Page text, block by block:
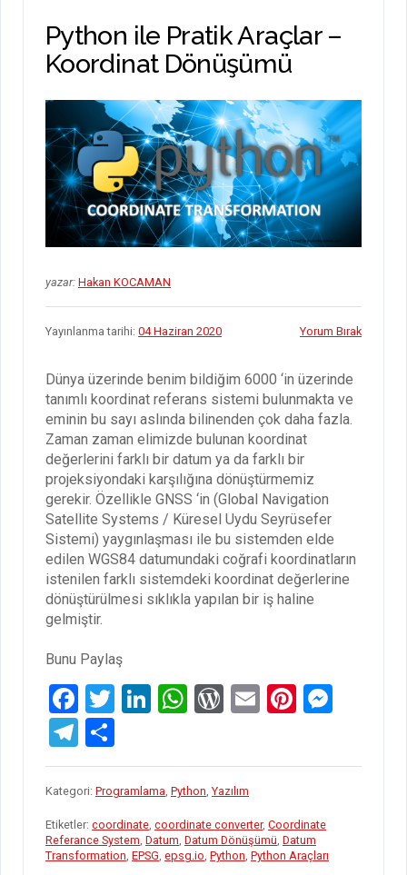
Python ile Pratik Araçlar –
Koordinat Dönüşümü
yazar: Hakan KOCAMAN
Yayınlanma tarihi: 04 Haziran 2020 Yorum Bırak
Dünya üzerinde benim bildiğim 6000 ‘in üzerinde
tanımlı koordinat referans sistemi bulunmakta ve
eminin bu sayı aslında bilinenden çok daha fazla.
Zaman zaman elimizde bulunan koordinat
değerlerini farklı bir datum ya da farklı bir
projeksiyondaki karşılığına dönüştürmemiz
gerekir. Özellikle GNSS ‘in (Global Navigation
Satellite Systems / Küresel Uydu Seyrüsefer
Sistemi) yaygınlaşması ile bu sistemden elde
edilen WGS84 datumundaki coğrafi koordinatların
istenilen farklı sistemdeki koordinat değerlerine
dönüştürülmesi sıklıkla yapılan bir iş haline
gelmiştir.
Bunu Paylaş
F
a
ce
b
o
o
T
tt
er
Li
ke
dI
n
W
at
s
A
p
W
d
Pr
es
s
E
ail
Pi
er
t
se
T
el
e
gr
a
h
ar
e
Kategori: Programlama Python Yazılım
Etiketler: coordinate coordinate converter, Coordinate
Referance System Datum Datum Dönüşümü Datum
Transformation EPSG epsg.io Python Python Araçları